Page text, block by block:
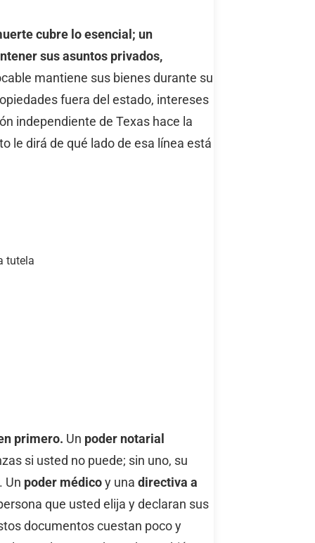
cubre lo esencial; un
sus asuntos privados,
mantiene sus bienes durante su
fuera del estado, intereses
independiente de Texas hace la
le dirá de qué lado de esa línea está
tutela
primero. Un poder notarial
si usted no puede; sin uno, su
Un poder médicoy una directiva a
que usted elija y declaran sus
documentos cuestan poco y